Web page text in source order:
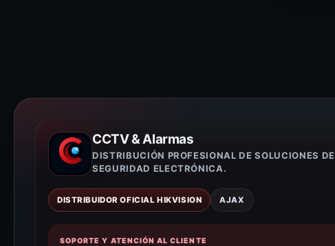
CCTV & Alarmas
DISTRIBUCIÓN PROFESIONAL DE SOLUCIONES DE
SEGURIDAD ELECTRÓNICA.
DISTRIBUIDOR OFICIAL HIKVISION AJAX
SOPORTE Y ATENCIÓN AL CLIENTE